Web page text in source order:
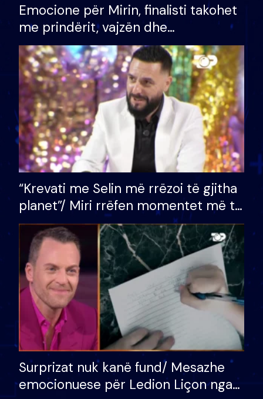
Emocione për Mirin, finalisti takohet
me prindërit, vajzën dhe
bashkëshorten: S’kemi ndonjë letër
divorci apo jo?
“Krevati me Selin më rrëzoi të gjitha
planet”/ Miri rrëfen momentet më të
bukura në shtëpinë e BB VIP: Do më
mungojë zilja e mëngjesit kur…
Surprizat nuk kanë fund/ Mesazhe
emocionuese për Ledion Liçon nga